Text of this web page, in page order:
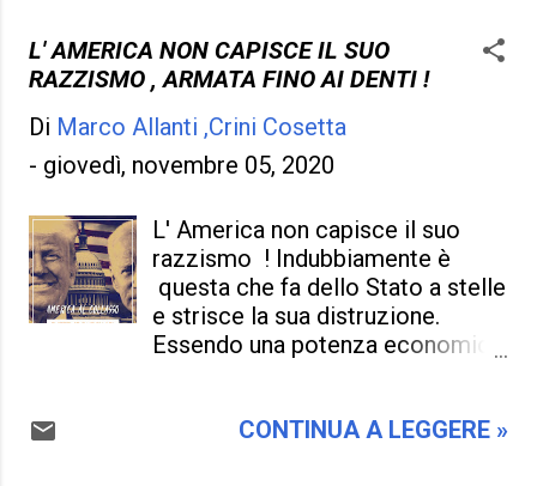
Paese pacifico, oppure stiamo
andando in una via senza ritorno
e che nessuno vuole dirci . Il fatto
sta che inviare armi anche a...
voglia dire " La nostra armata è
pacifica e non siamo addestrati
come armata di pace siamo
dislocati in diverse nazioni del
la disciplina e l'ordine dopo una
guerra e riportare una
democrazia simile agli inizi , uno
scopo di privilegio e di
responsabilità quando uno Stato
è completamente distrutto e non
Questo non vuol dire che siano i
nostri soldati al sicuro , ma
L' AMERICA NON CAPISCE IL SUO
RAZZISMO , ARMATA FINO AI DENTI !
Di Marco Allanti ,Crini Cosetta
- giovedì, novembre 05, 2020
L' America non capisce il suo
razzismo ! Indubbiamente è
questa che fa dello Stato a stelle
e strisce la sua distruzione.
Essendo una potenza economica
dei più poveri, e gente di colore ,
CONTINUA A LEGGERE »